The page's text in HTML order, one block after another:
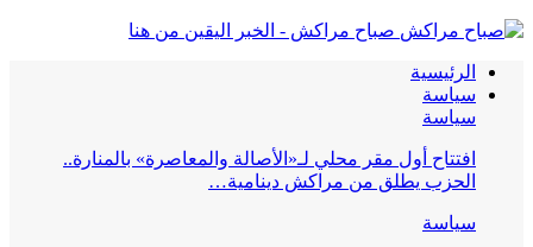
صباح مراكش - الخبر اليقين من هنا
الرئيسية
سياسة
سياسة
افتتاح أول مقر محلي لـ«الأصالة والمعاصرة» بالمنارة..
الحزب يطلق من مراكش دينامية…
سياسة